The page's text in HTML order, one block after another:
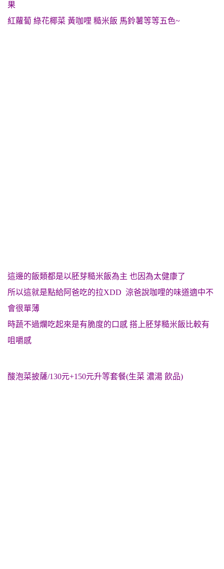
果
紅蘿蔔 綠花椰菜 黃咖哩 糙米飯 馬鈴薯等等五色~
這邊的飯類都是以胚芽糙米飯為主 也因為太健康了
所以這就是點給阿爸吃的拉XDD 涼爸說咖哩的味道適中不
會很單薄
時蔬不過爛吃起來是有脆度的口感 搭上胚芽糙米飯比較有
咀嚼感
酸泡菜披薩/130元+150元升等套餐(生菜 濃湯 飲品)